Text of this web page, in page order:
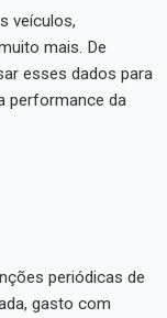
veículos,
mais. De
esses dados para
performance da
periódicas de
gasto com